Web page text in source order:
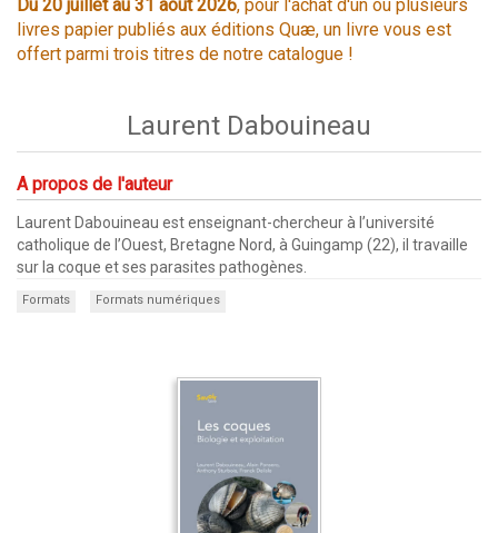
Du 20 juillet au 31 août 2026, pour l'achat d'un ou plusieurs
livres papier publiés aux éditions Quæ, un livre vous est
offert parmi trois titres de notre catalogue !
Laurent Dabouineau
A propos de l'auteur
Laurent Dabouineau est enseignant-chercheur à l’université
catholique de l’Ouest, Bretagne Nord, à Guingamp (22), il travaille
sur la coque et ses parasites pathogènes.
Formats Formats numériques